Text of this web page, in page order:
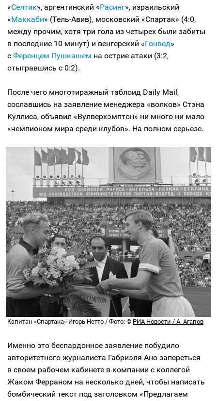
«Селтик», аргентинский «Расинг», израильский
«Маккаби» (Тель-Авив), московский «Спартак» (4:0,
между прочим, хотя три гола из четырех были забиты
в последние 10 минут) и венгерский «Гонвед»
с Ференцем Пушкашем на острие атаки (3:2,
отыгравшись с 0:2).
После чего многотиражный таблоид Daily Mail,
сославшись на заявление менеджера «волков» Стэна
Куллиса, объявил «Вулверхэмптон» ни много ни мало
«чемпионом мира среди клубов». На полном серьезе.
Капитан «Спартака» Игорь Нетто / Фото: © РИА Новости / А. Агапов
Именно это беспардонное заявление побудило
авторитетного журналиста Габриэля Ано запереться
в своем рабочем кабинете в компании с коллегой
Жаком Ферраном на несколько дней, чтобы написать
бомбический текст под заголовком «Предлагаем